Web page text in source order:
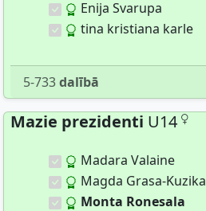
Enija Svarupa
tina kristiana karle
5-733dalībā
Mazie prezidenti U14
Madara Valaine
Magda Grasa-Kuzika
Monta Ronesala